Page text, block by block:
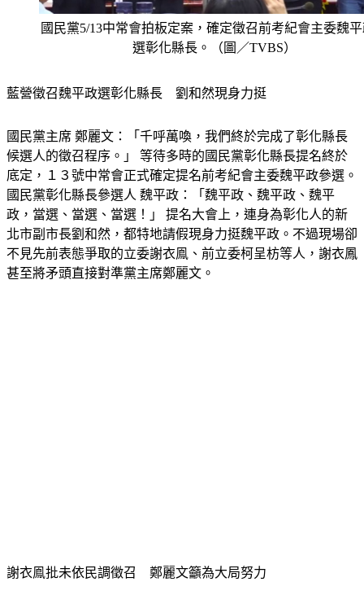
國民黨5/13中常會拍板定案，確定徵召前考紀會主委魏
選彰化縣長。（圖／TVBS）
藍營徵召魏平政選彰化縣長　劉和然現身力挺
國民黨主席 鄭麗文：「千呼萬喚，我們終於完成了彰化縣長
候選人的徵召程序。」 等待多時的國民黨彰化縣長提名終於
底定，１３號中常會正式確定提名前考紀會主委魏平政參選。
國民黨彰化縣長參選人 魏平政：「魏平政、魏平政、魏平
政，當選、當選、當選！」 提名大會上，連身為彰化人的新
北市副市長劉和然，都特地請假現身力挺魏平政。不過現場卻
不見先前表態爭取的立委謝衣鳯、前立委柯呈枋等人，謝衣鳳
甚至將矛頭直接對準黨主席鄭麗文。
謝衣鳯批未依民調徵召　鄭麗文籲為大局努力